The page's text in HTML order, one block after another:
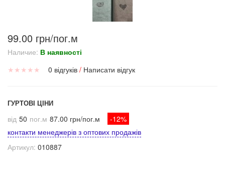
99.00 грн/пог.м
Наличие: В наявності
★ ★ ★ ★ ★ 0 відгуків / Написати відгук
ГУРТОВІ ЦІНИ
від 50 пог.м 87.00 грн/пог.м
-12%
контакти менеджерів з оптових продажів
Артикул: 010887